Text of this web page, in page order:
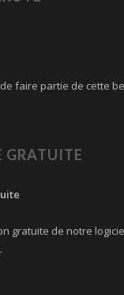
faire partie de cette
GRATUITE
gratuite de notre